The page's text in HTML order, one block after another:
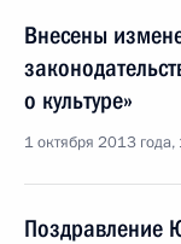
Внесены
о культуре»
1 октября 2013
Поздравление